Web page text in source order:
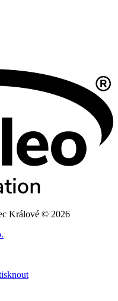
Králové © 2026